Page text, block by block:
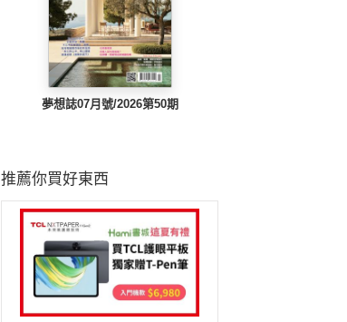
夢想誌07月號/2026第50期
推薦你買好東西